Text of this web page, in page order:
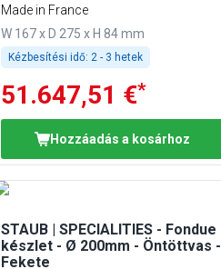
Made in France
W 167 x D 275 x H 84 mm
Kézbesítési idő: 2 - 3 hetek
51.647,51 €*
Hozzáadás a kosárhoz
STAUB | SPECIALITIES - Fondue
készlet - Ø 200mm - Öntöttvas -
Fekete